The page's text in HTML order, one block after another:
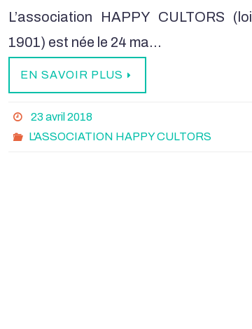
L’association HAPPY CULTORS (loi
1901) est née le 24 ma…
EN SAVOIR PLUS
23 avril 2018
L'ASSOCIATION HAPPY CULTORS